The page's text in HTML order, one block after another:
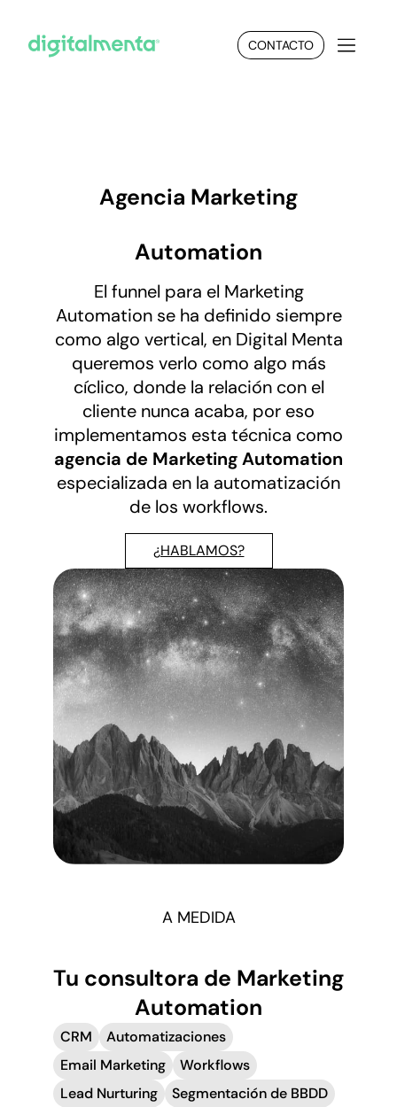
CONTACTO
Agencia Marketing
Automation
El funnel para el Marketing
Automation se ha definido siempre
como algo vertical, en Digital Menta
queremos verlo como algo más
cíclico, donde la relación con el
cliente nunca acaba, por eso
implementamos esta técnica como
agencia de Marketing Automation
especializada en la automatización
de los workflows.
¿HABLAMOS?
A MEDIDA
Tu consultora de Marketing
Automation
CRM
Automatizaciones
Email Marketing
Workflows
Lead Nurturing
Segmentación de BBDD